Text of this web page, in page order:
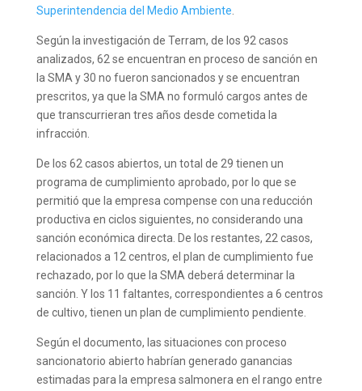
Superintendencia del Medio Ambiente
Según la investigación de Terram, de los 92 casos
analizados, 62 se encuentran en proceso de sanción en
la SMA y 30 no fueron sancionados y se encuentran
prescritos, ya que la SMA no formuló cargos antes de
que transcurrieran tres años desde cometida la
infracción.
De los 62 casos abiertos, un total de 29 tienen un
programa de cumplimiento aprobado, por lo que se
permitió que la empresa compense con una reducción
productiva en ciclos siguientes, no considerando una
sanción económica directa. De los restantes, 22 casos,
relacionados a 12 centros, el plan de cumplimiento fue
rechazado, por lo que la SMA deberá determinar la
sanción. Y los 11 faltantes, correspondientes a 6 centros
de cultivo, tienen un plan de cumplimiento pendiente.
Según el documento, las situaciones con proceso
sancionatorio abierto habrían generado ganancias
estimadas para la empresa salmonera en el rango entre